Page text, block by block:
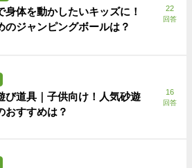
身体を動かしたいキッズに！
のジャンピングボールは？
22
回答
び道具｜子供向け！人気砂遊
おすすめは？
16
回答